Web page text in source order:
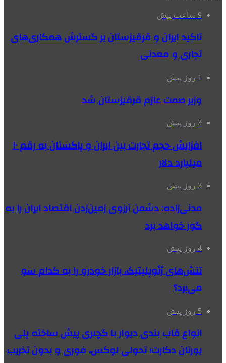
9 ساعت پیش
تاکید ایران و قرقیزستان بر گسترش همکاری‌های
تجاری و معدنی
1 روز پیش
وزیر صمت عازم قرقیزستان شد
3 روز پیش
افزایش حجم تجارت بین ایران و پاکستان به رقم ۱۰
میلیارد دلار
3 روز پیش
مدنی‌زاده: دشمن آرزوی زمین‌زدن اقتصاد ایران را به
گور خواهد برد
4 روز پیش
تنش‌های ژئوپلیتیک، بازار خودرو را به کدام سو
می‌برد؟
5 روز پیش
انواع قاب بندی دیوار با گچبری پیش ساخته پلی
یورتان دکارت؛ تحولی لوکس، فوری و بدون تخریب